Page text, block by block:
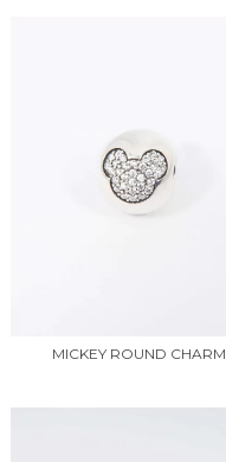
MICKEY ROUND CHARM